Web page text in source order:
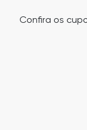
Confira os